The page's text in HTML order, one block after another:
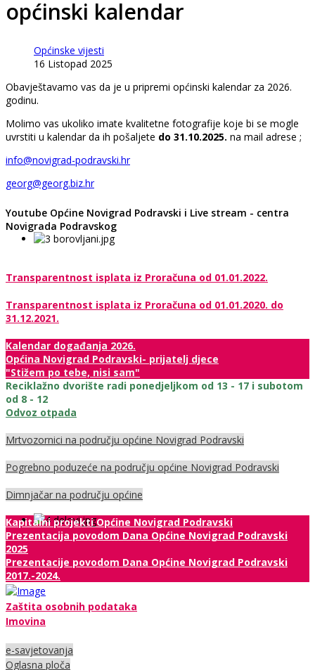
općinski kalendar
Općinske vijesti
16 Listopad 2025
Obavještavamo vas da je u pripremi općinski kalendar za 2026.
godinu.
Molimo vas ukoliko imate kvalitetne fotografije koje bi se mogle
uvrstiti u kalendar da ih pošaljete do 31.10.2025. na mail adrese ;
info@novigrad-podravski.hr
georg@georg.biz.hr
Youtube Općine Novigrad Podravski i Live stream - centra
Novigrada Podravskog
Transparentnost isplata iz Proračuna od 01.01.2022.
Transparentnost isplata iz Proračuna od 01.01.2020. do
31.12.2021.
Kalendar događanja 2026.
Općina Novigrad Podravski- prijatelj djece
"Stižem po tebe, nisi sam"
Reciklažno dvorište radi ponedjeljkom od 13 - 17 i subotom
od 8 - 12
Odvoz otpada
Mrtvozornici na području općine Novigrad Podravski
Pogrebno poduzeće na području općine Novigrad Podravski
Dimnjačar na području općine
Kapitalni projekti Općine Novigrad Podravski
Prezentacija povodom Dana Općine Novigrad Podravski
2025
Prezentacije povodom Dana Općine Novigrad Podravski
2017.-2024.
Zaštita osobnih podataka
Imovina
e-savjetovanja
Oglasna ploča